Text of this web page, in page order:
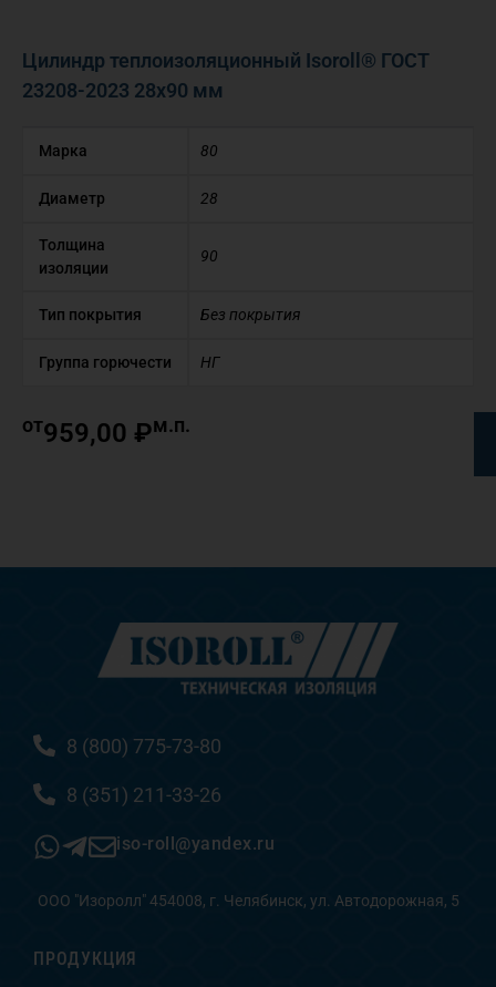
Цилиндр теплоизоляционный Isoroll® ГОСТ
23208-2023 28х90 мм
Марка 80
Диаметр 28
Толщина
изоляции
90
Тип покрытия Без покрытия
Группа горючести НГ
от959,00 ₽м.п.
8 (800) 775-73-80
8 (351) 211-33-26
iso-roll@yandex.ru
ООО "Изоролл" 454008, г. Челябинск, ул. Автодорожная, 5
ПРОДУКЦИЯ